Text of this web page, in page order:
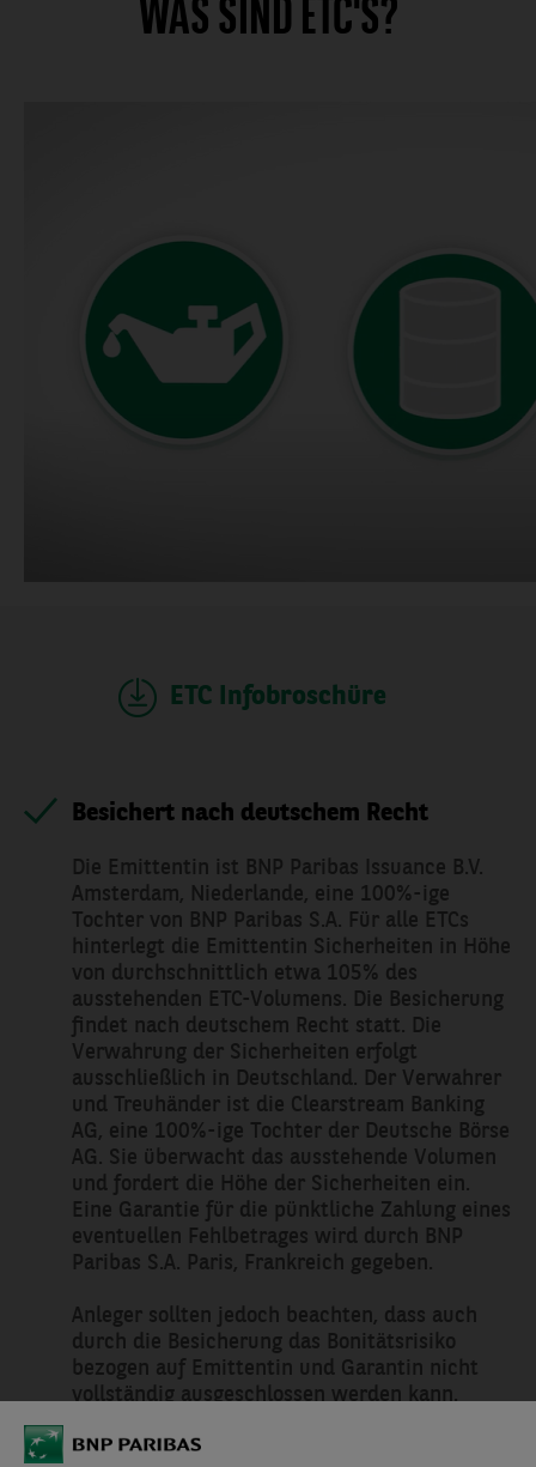
ETC Infobroschüre
Besichert nach deutschem Recht
Die Emittentin ist BNP Paribas Issuance B.V.
Amsterdam, Niederlande, eine 100%-ige
Tochter von BNP Paribas S.A. Für alle ETCs
hinterlegt die Emittentin Sicherheiten in Höhe
von durchschnittlich etwa 105% des
ausstehenden ETC-Volumens. Die Besicherung
findet nach deutschem Recht statt. Die
Verwahrung der Sicherheiten erfolgt
ausschließlich in Deutschland. Der Verwahrer
und Treuhänder ist die Clearstream Banking
AG, eine 100%-ige Tochter der Deutsche Börse
AG. Sie überwacht das ausstehende Volumen
und fordert die Höhe der Sicherheiten ein.
Eine Garantie für die pünktliche Zahlung eines
eventuellen Fehlbetrages wird durch BNP
Paribas S.A. Paris, Frankreich gegeben.
Anleger sollten jedoch beachten, dass auch
durch die Besicherung das Bonitätsrisiko
bezogen auf Emittentin und Garantin nicht
vollständig ausgeschlossen werden kann.